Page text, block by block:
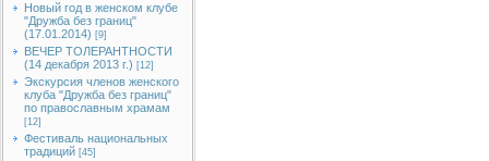
Новый год в женском клубе
"Дружба без границ"
(17.01.2014) [9]
ВЕЧЕР ТОЛЕРАНТНОСТИ
(14 декабря 2013 г.) [12]
Экскурсия членов женского
клуба "Дружба без границ"
по православным храмам
[12]
Фестиваль национальных
традиций [45]